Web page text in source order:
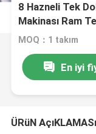
8 Hazneli Tek
Makinası Ram
MOQ：1 takım
En iyi
ÜRüN AçıKLAMASı